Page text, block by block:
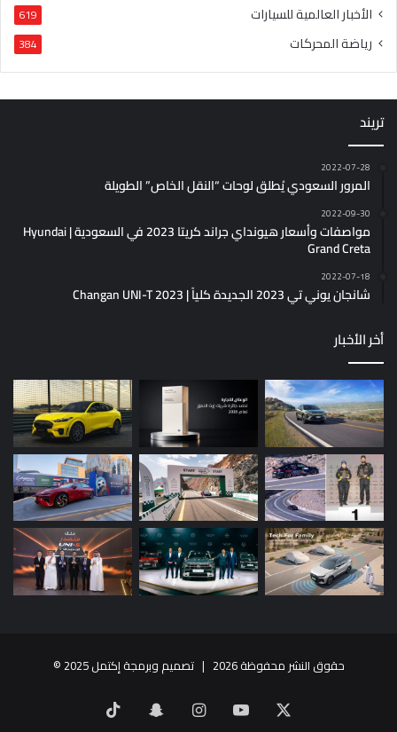
الأخبار العالمية للسيارات 619
رياضة المحركات 384
تريند
2022-07-28
المرور السعودي يُطلق لوحات “النقل الخاص” الطويلة
2022-09-30
مواصفات وأسعار هيونداي جراند كريتا 2023 في السعودية | Hyundai
Grand Creta
2022-07-18
شانجان يوني تي 2023 الجديدة كلياً | Changan UNI-T 2023
أخر الأخبار
حقوق النشر محفوظة 2026 | تصميم وبرمجة إكتمل 2025 ©
يوتيوب انستقرام سناب